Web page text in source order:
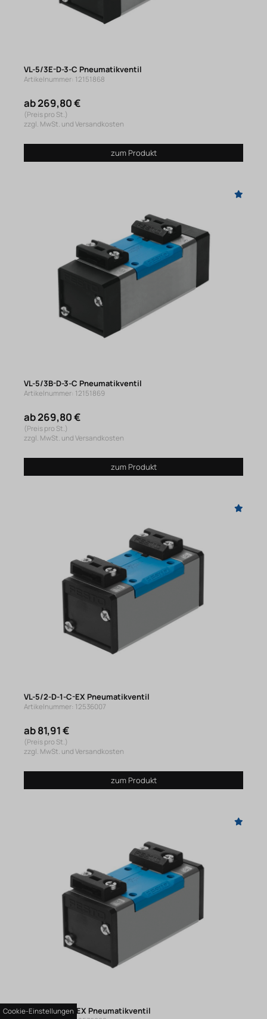
VL-5/3E-D-3-C Pneumatikventil
Artikelnummer: 12151868
ab 269,80 €
(Preis pro St.)
zzgl. MwSt. und Versandkosten
zum Produkt
VL-5/3B-D-3-C Pneumatikventil
Artikelnummer: 12151869
ab 269,80 €
(Preis pro St.)
zzgl. MwSt. und Versandkosten
zum Produkt
VL-5/2-D-1-C-EX Pneumatikventil
Artikelnummer: 12536007
ab 81,91 €
(Preis pro St.)
zzgl. MwSt. und Versandkosten
zum Produkt
VL-5/2-D-2-C-EX Pneumatikventil
Cookie-Einstellungen